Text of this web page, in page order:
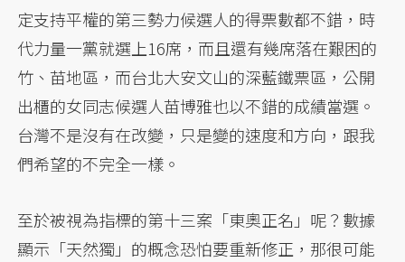
定支持平權的第三勢力候選人的得票數都不錯，時
代力量一黨就選上16席，而且還有幾席落在艱困的
竹、苗地區，而台北大安文山的深藍鐵票區，公開
出櫃的女同志候選人苗博雅也以不錯的成績當選。
台灣不是沒有在改變，只是變的速度和方向，跟我
們希望的不完全一樣。
至於被視為指標的第十三案「東奧正名」呢？數據
顯示「天然獨」的概念恐怕要重新修正，那很可能